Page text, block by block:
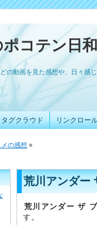
コテン日和
の動画を見た感想や、日々感
メの感想 »
荒川アンダー
荒川アンダー ザ
す。
タグクラウド リンクロー